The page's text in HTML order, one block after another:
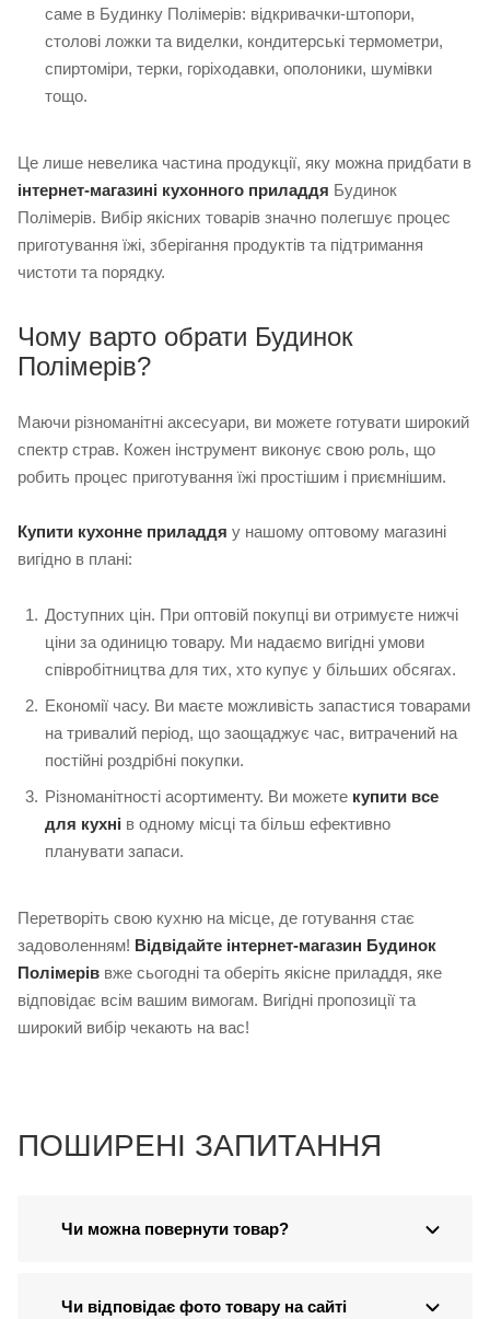
саме в Будинку Полімерів: відкривачки-штопори,
столові ложки та виделки, кондитерські термометри,
спиртоміри, терки, горіходавки, ополоники, шумівки
тощо.
Це лише невелика частина продукції, яку можна придбати в
інтернет-магазині кухонного приладдя Будинок
Полімерів. Вибір якісних товарів значно полегшує процес
приготування їжі, зберігання продуктів та підтримання
чистоти та порядку.
Чому варто обрати Будинок
Полімерів?
Маючи різноманітні аксесуари, ви можете готувати широкий
спектр страв. Кожен інструмент виконує свою роль, що
робить процес приготування їжі простішим і приємнішим.
Купити кухонне приладдя у нашому оптовому магазині
вигідно в плані:
Доступних цін. При оптовій покупці ви отримуєте нижчі
ціни за одиницю товару. Ми надаємо вигідні умови
співробітництва для тих, хто купує у більших обсягах.
Економії часу. Ви маєте можливість запастися товарами
на тривалий період, що заощаджує час, витрачений на
постійні роздрібні покупки.
Різноманітності асортименту. Ви можете купити все
для кухні в одному місці та більш ефективно
планувати запаси.
Перетворіть свою кухню на місце, де готування стає
задоволенням! Відвідайте інтернет-магазин Будинок
Полімерів вже сьогодні та оберіть якісне приладдя, яке
відповідає всім вашим вимогам. Вигідні пропозиції та
широкий вибір чекають на вас!
ПОШИРЕНІ ЗАПИТАННЯ
Чи можна повернути товар?
Чи відповідає фото товару на сайті